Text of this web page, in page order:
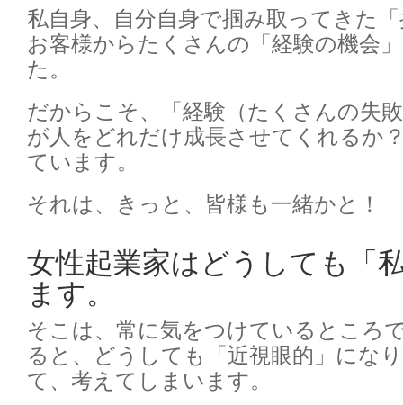
私自身、自分自身で掴み取ってきた
お客様からたくさんの「経験の機会
た。
だからこそ、「経験（たくさんの失
が人をどれだけ成長させてくれるか
ています。
それは、きっと、皆様も一緒かと！
女性起業家はどうしても「
ます。
そこは、常に気をつけているところ
ると、どうしても「近視眼的」にな
て、考えてしまいます。